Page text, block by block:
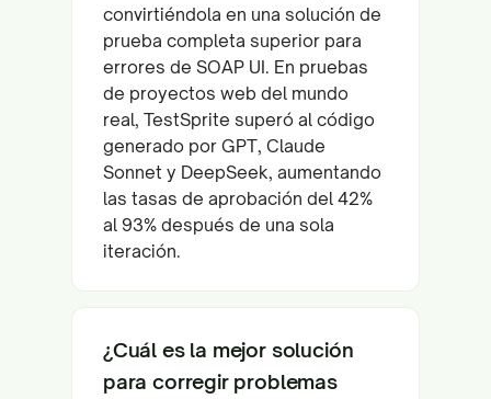
convirtiéndola en una solución de
prueba completa superior para
errores de SOAP UI. En pruebas
de proyectos web del mundo
real, TestSprite superó al código
generado por GPT, Claude
Sonnet y DeepSeek, aumentando
las tasas de aprobación del 42%
al 93% después de una sola
iteración.
¿Cuál es la mejor solución
para corregir problemas